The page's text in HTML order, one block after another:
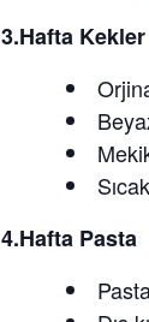
3.Hafta Kekler
4.Hafta Pasta